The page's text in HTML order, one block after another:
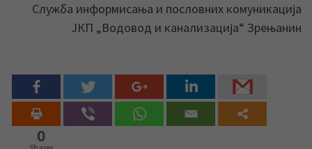
Служба информисања и пословних комуникација
ЈКП „Водовод и канализација“ Зрењанин
0